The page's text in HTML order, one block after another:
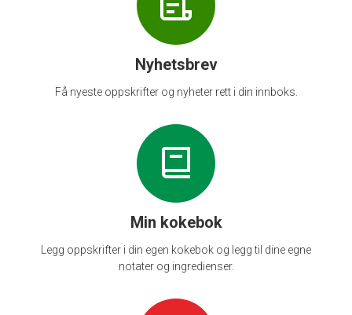
Nyhetsbrev
Få nyeste oppskrifter og nyheter rett i din innboks.
Min kokebok
Legg oppskrifter i din egen kokebok og legg til dine egne
notater og ingredienser.